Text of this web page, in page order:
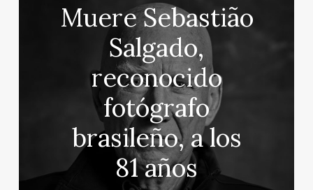
Muere Sebastião
Salgado,
reconocido
fotógrafo
brasileño, a los
81 años